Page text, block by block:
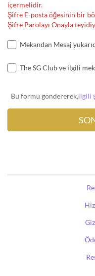
içermelidir.
Şifre E-posta öğesinin bir
Şifre Parolayı Onayla
Mekandan Mesaj
The SG Club ve ilgili
Bu formu göndererek,ilgili